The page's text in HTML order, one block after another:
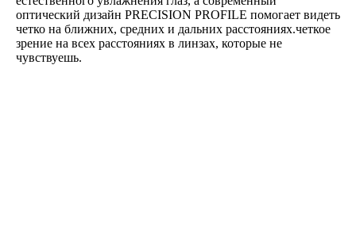
оптический дизайн PRECISION PROFILE помогает видеть
четко на ближних, средних и дальних расстояниях.четкое
зрение на всех расстояниях в линзах, которые не
чувствуешь.